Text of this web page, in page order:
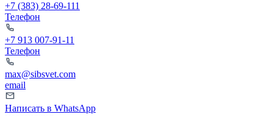
+7 (383) 28-69-111
Телефон
+7 913 007-91-11
Телефон
max@sibsvet.com
email
Написать в WhatsApp